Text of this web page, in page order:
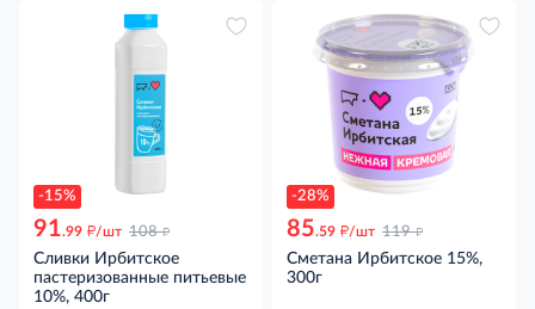
-15%
91.99 д/шт 108 д
Сливки Ирбитское
пастеризованные питьевые
10%, 400г
-28%
85.59 д/шт 119 д
Сметана Ирбитское 15%,
300г